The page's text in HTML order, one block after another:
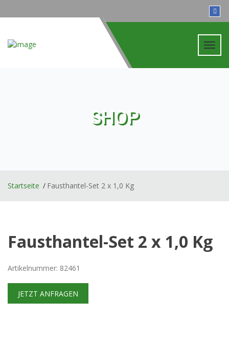
SHOP
Startseite Fausthantel-Set 2 x 1,0 Kg
Fausthantel-Set 2 x 1,0 Kg
Artikelnummer: 82461
JETZT ANFRAGEN